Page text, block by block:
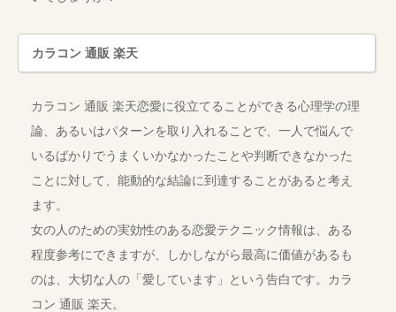
カラコン 通販 楽天
カラコン 通販 楽天恋愛に役立てることができる心理学の理
論、あるいはパターンを取り入れることで、一人で悩んで
いるばかりでうまくいかなかったことや判断できなかった
ことに対して、能動的な結論に到達することがあると考え
ます。
女の人のための実効性のある恋愛テクニック情報は、ある
程度参考にできますが、しかしながら最高に価値があるも
のは、大切な人の「愛しています」という告白です。カラ
コン 通販 楽天。